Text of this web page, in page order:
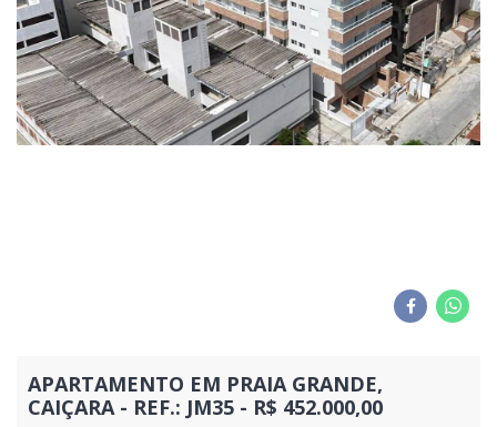
APARTAMENTO EM PRAIA GRANDE,
CAIÇARA - REF.: JM35 - R$ 452.000,00